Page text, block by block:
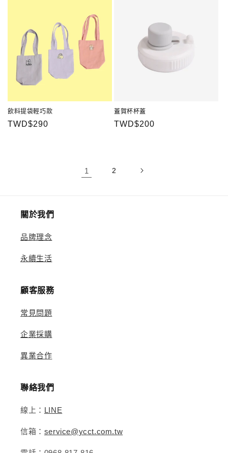
飲料提袋輕巧款
定
TWD$290
蓋賀杯杯蓋
定
TWD$200
1 2
關於我們
品牌理念
永續生活
顧客服務
常見問題
企業採購
異業合作
聯絡我們
線上： LINE
信箱： service@ycct.com.tw